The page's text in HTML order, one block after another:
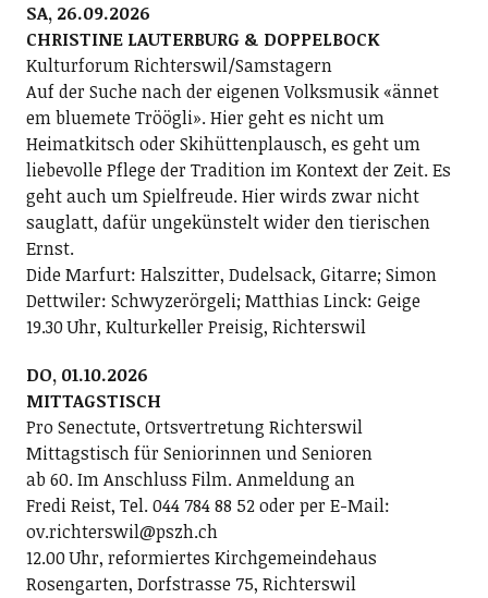
SA, 26.09.2026
CHRISTINE LAUTERBURG & DOPPELBOCK
Kulturforum Richterswil/Samstagern
Auf der Suche nach der eigenen Volksmusik «ännet
em bluemete Tröögli». Hier geht es nicht um
Heimatkitsch oder Skihüttenplausch, es geht um
liebevolle Pflege der Tradition im Kontext der Zeit. Es
geht auch um Spielfreude. Hier wirds zwar nicht
sauglatt, dafür ungekünstelt wider den tierischen
Ernst.
Dide Marfurt: Halszitter, Dudelsack, Gitarre; ­Simon
Dettwiler: Schwyzerörgeli; Matthias Linck: Geige
19.30 Uhr, Kulturkeller Preisig, Richterswil
DO, 01.10.2026
MITTAGSTISCH
Pro Senectute, Ortsvertretung Richterswil
Mittagstisch für Seniorinnen und Senioren
ab 60. Im Anschluss Film. Anmeldung an
Fredi Reist, Tel. 044 784 88 52 oder per E-Mail:
ov.richterswil@pszh.ch
12.00 Uhr, reformiertes Kirchgemeindehaus
Rosengarten, Dorfstrasse 75, Richterswil